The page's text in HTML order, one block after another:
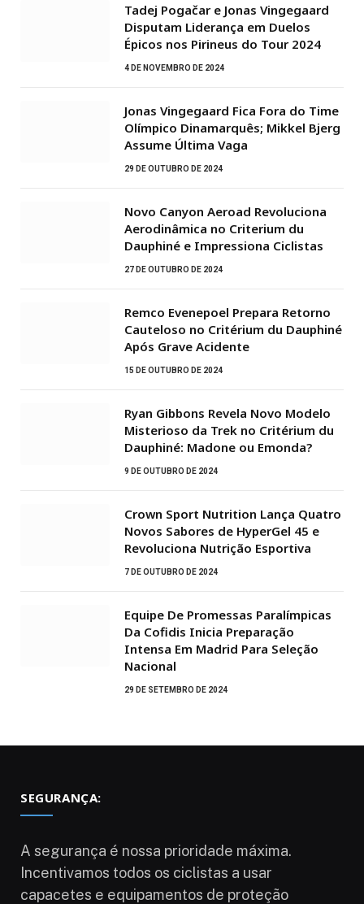
Tadej Pogačar e Jonas Vingegaard
Disputam Liderança em Duelos
Épicos nos Pirineus do Tour 2024
4 DE NOVEMBRO DE 2024
Jonas Vingegaard Fica Fora do Time
Olímpico Dinamarquês; Mikkel Bjerg
Assume Última Vaga
29 DE OUTUBRO DE 2024
Novo Canyon Aeroad Revoluciona
Aerodinâmica no Criterium du
Dauphiné e Impressiona Ciclistas
27 DE OUTUBRO DE 2024
Remco Evenepoel Prepara Retorno
Cauteloso no Critérium du Dauphiné
Após Grave Acidente
15 DE OUTUBRO DE 2024
Ryan Gibbons Revela Novo Modelo
Misterioso da Trek no Critérium du
Dauphiné: Madone ou Emonda?
9 DE OUTUBRO DE 2024
Crown Sport Nutrition Lança Quatro
Novos Sabores de HyperGel 45 e
Revoluciona Nutrição Esportiva
7 DE OUTUBRO DE 2024
Equipe De Promessas Paralímpicas
Da Cofidis Inicia Preparação
Intensa Em Madrid Para Seleção
Nacional
29 DE SETEMBRO DE 2024
SEGURANÇA:
A segurança é nossa prioridade máxima.
Incentivamos todos os ciclistas a usar
capacetes e equipamentos de proteção